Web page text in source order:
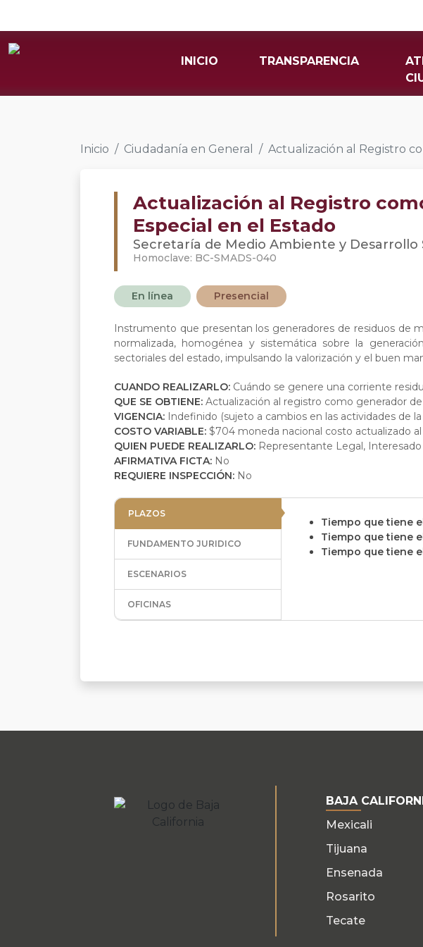
INICIO TRANSPARENCIA
Inicio Ciudadanía en General Actualización al Registro
Actualización al Registro
Especial en el Estado
Secretaría de Medio Ambiente y
Homoclave: BC-SMADS-040
En línea
Presencial
Instrumento que presentan los generadores de residuos de
normalizada, homogénea y sistemática sobre la
sectoriales del estado, impulsando la valorización y el buen
CUANDO REALIZARLO: Cuándo se genere una corriente
QUE SE OBTIENE: Actualización al registro como generador
VIGENCIA: Indefinido (sujeto a cambios en las actividades de
COSTO VARIABLE: $704 moneda nacional costo actualizado
QUIEN PUEDE REALIZARLO: Representante Legal, Interesado
AFIRMATIVA FICTA: No
REQUIERE INSPECCIÓN: No
PLAZOS
FUNDAMENTO JURIDICO
ESCENARIOS
OFICINAS
Tiempo que tiene
Tiempo que tiene
Tiempo que tiene
BAJA
Mexicali
Tijuana
Ensenada
Rosarito
Tecate